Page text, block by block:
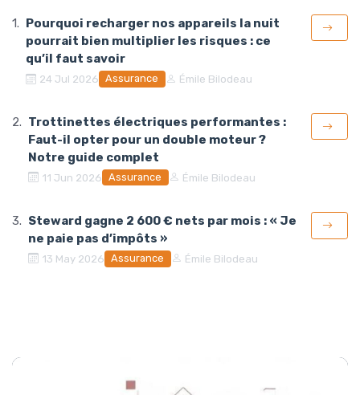
Pourquoi recharger nos appareils la nuit
pourrait bien multiplier les risques : ce
qu’il faut savoir
24 Jul 2026 Assurance Émile Bilodeau
Trottinettes électriques performantes :
Faut-il opter pour un double moteur ?
Notre guide complet
11 Jun 2026 Assurance Émile Bilodeau
Steward gagne 2 600 € nets par mois : « Je
ne paie pas d’impôts »
13 May 2026 Assurance Émile Bilodeau